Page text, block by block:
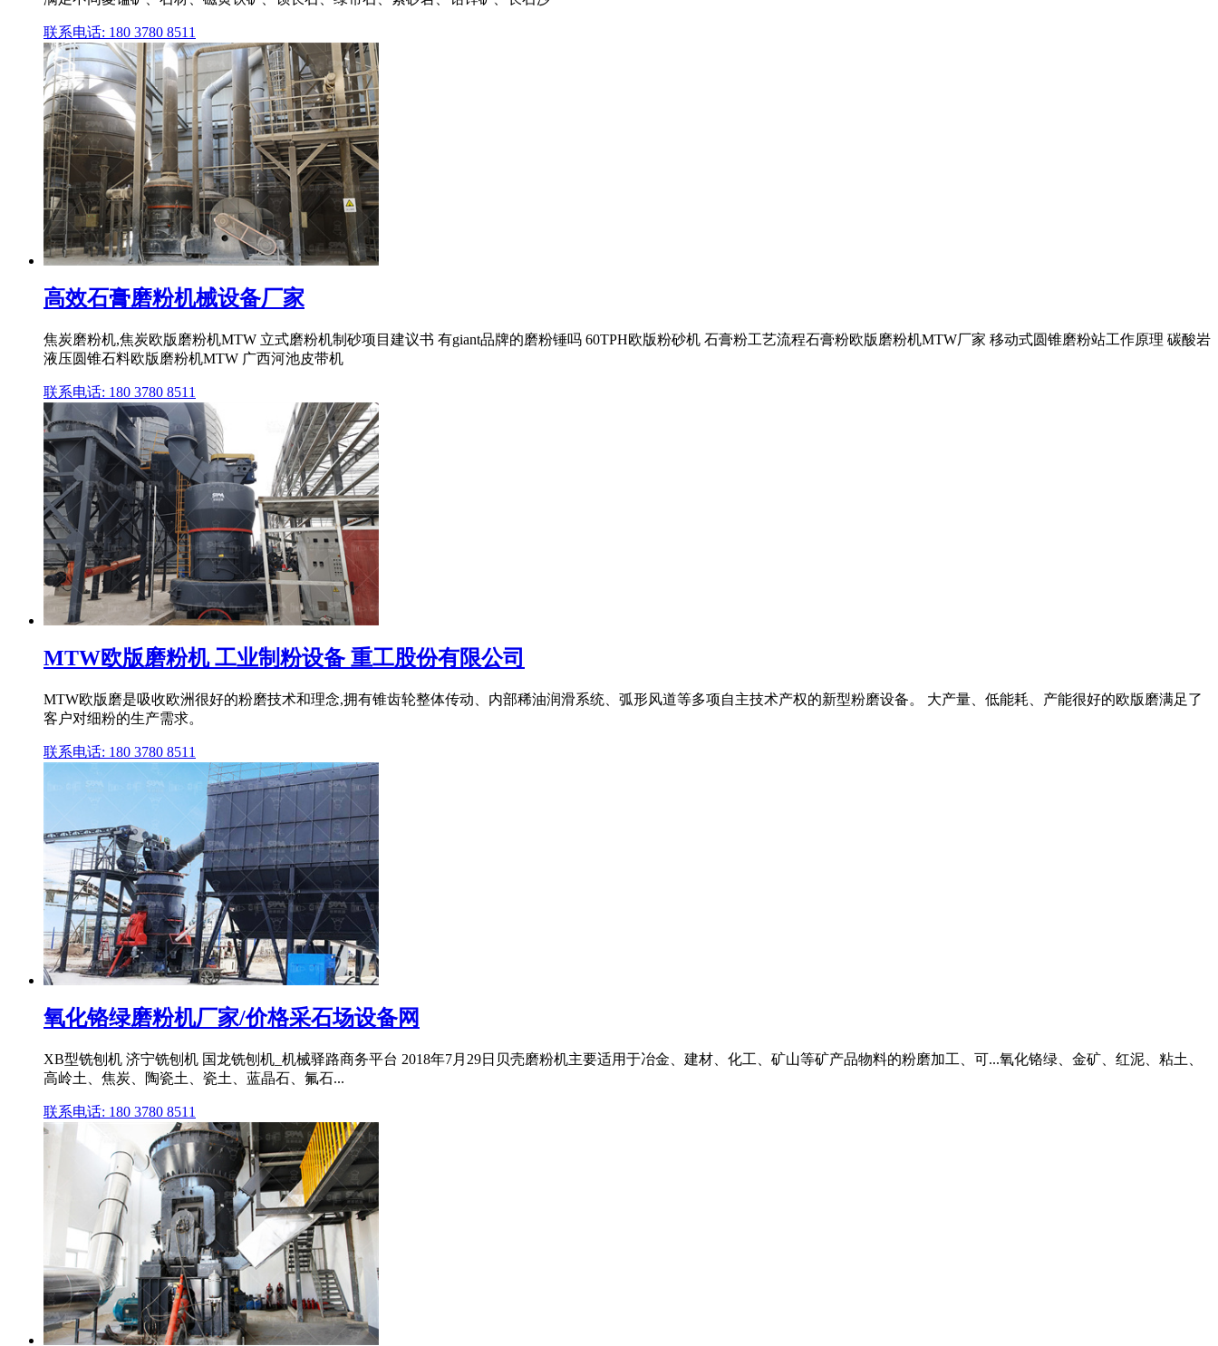
联系电话: 180 3780 8511
高效石膏磨粉机械设备厂家
焦炭磨粉机,焦炭欧版磨粉机MTW 立式磨粉机制砂项目建议书 有giant品牌的磨粉锤吗 60TPH欧版粉砂机 石膏粉工艺流程石膏粉欧版磨粉机MTW厂家 移动式圆锥磨粉站工作原理 碳酸岩
液压圆锥石料欧版磨粉机MTW 广西河池皮带机
联系电话: 180 3780 8511
MTW欧版磨粉机 工业制粉设备 重工股份有限公司
MTW欧版磨是吸收欧洲很好的粉磨技术和理念,拥有锥齿轮整体传动、内部稀油润滑系统、弧形风道等多项自主技术产权的新型粉磨设备。 大产量、低能耗、产能很好的欧版磨满足了
客户对细粉的生产需求。
联系电话: 180 3780 8511
氧化铬绿磨粉机厂家/价格采石场设备网
XB型铣刨机 济宁铣刨机 国龙铣刨机_机械驿路商务平台 2018年7月29日贝壳磨粉机主要适用于冶金、建材、化工、矿山等矿产品物料的粉磨加工、可...氧化铬绿、金矿、红泥、粘土、
高岭土、焦炭、陶瓷土、瓷土、蓝晶石、氟石...
联系电话: 180 3780 8511